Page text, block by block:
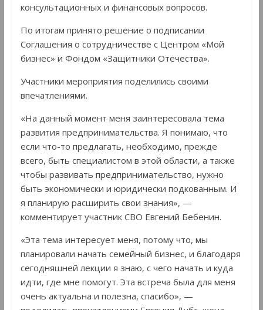
консультационных и финансовых вопросов.
По итогам принято решение о подписании
Соглашения о сотрудничестве с Центром «Мой
бизнес» и Фондом «Защитники Отечества».
Участники мероприятия поделились своими
впечатлениями.
«На данный момент меня заинтересовала тема
развития предпринимательства. Я понимаю, что
если что-то предлагать, необходимо, прежде
всего, быть специалистом в этой области, а также
чтобы развивать предпринимательство, нужно
быть экономически и юридически подкованным. И
я планирую расширить свои знания», —
комментирует участник СВО Евгений Бебенин.
«Эта тема интересует меня, потому что, мы
планировали начать семейный бизнес, и благодаря
сегодняшней лекции я знаю, с чего начать и куда
идти, где мне помогут. Эта встреча была для меня
очень актуальна и полезна, спасибо», —